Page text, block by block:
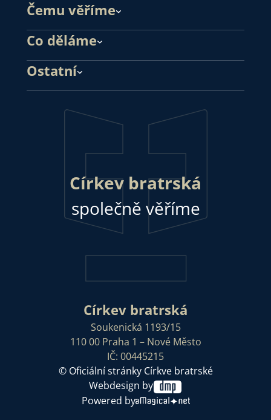
Čemu věříme
Co děláme
Ostatní
Církev bratrská
společně věříme
Církev bratrská
Soukenická 1193/15
110 00 Praha 1 – Nové Město
IČ: 00445215
© Oficiální stránky Církve bratrské
Webdesign by
Powered by